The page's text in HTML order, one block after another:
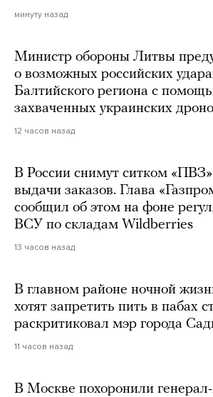
минуту назад
Министр обороны Литвы
о возможных российских
Балтийского региона с
захваченных украинских
12 часов назад
В России снимут ситком «ПВЗ»
выдачи заказов. Глава
сообщил об этом на фоне
ВСУ по складам Wildberries
13 часов назад
В главном районе ночной
хотят запретить пить в пабах
раскритиковал мэр города
11 часов назад
В Москве похоронили